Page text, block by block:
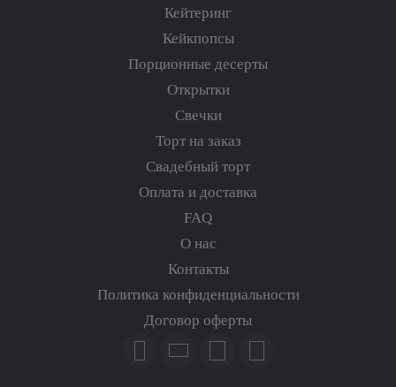
Кейтеринг
Кейкпопсы
Порционные десерты
Открытки
Свечки
Торт на заказ
Свадебный торт
Оплата и доставка
FAQ
О нас
Контакты
Политика конфиденциальности
Договор оферты